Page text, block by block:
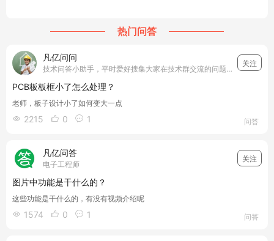
热门问答
凡亿问问
技术问答小助手，平时爱好搜集大家在技术群交流的问题，并和我们凡亿教育的工程师小哥哥们一起详细解答搜集的技术问题，让电子设计的工程师们少走弯路，遇到问题搜一搜就能够得到答案~我们一起加油！
关注
PCB板板框小了怎么处理？
老师，板子设计小了如何变大一点
 2215  0  1 问答
凡亿问答
电子工程师
关注
图片中功能是干什么的？
这些功能是干什么的，有没有视频介绍呢
 1574  0  1 问答